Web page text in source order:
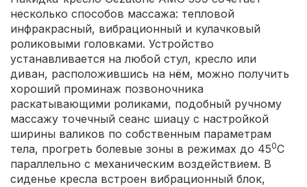
несколько способов массажа: тепловой
инфракрасный, вибрационный и кулачковый
роликовыми головками. Устройство
устанавливается на любой стул, кресло или
диван, расположившись на нём, можно получить
хороший проминаж позвоночника
раскатывающими роликами, подобный ручному
массажу точечный сеанс шиацу с настройкой
ширины валиков по собственным параметрам
тела, прогреть болевые зоны в режимах до 450С
параллельно с механическим воздействием. В
сиденье кресла встроен вибрационный блок,